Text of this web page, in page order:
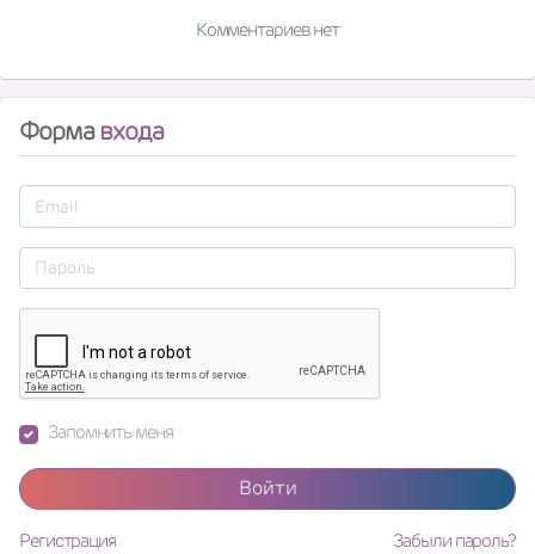
Комментариев нет
Формавхода
Запомнить меня
Войти
Регистрация Забыли пароль?